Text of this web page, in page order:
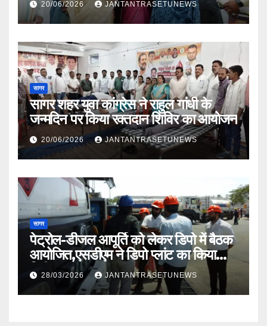
20/06/2026 JANTANTRASETUNEWS
सागर
सागर शहर युवा कांग्रेस ने राहुल गांधी के
जन्मदिन पर किया रक्तदान शिविर का आयोजन
20/06/2026 JANTANTRASETUNEWS
सागर
पेट्रोल-डीजल आपूर्ति को लेकर डिपो में बैठक
आयोजित,एसडीएम ने डिपो प्लांट का किया
निरीक्षण
28/03/2026 JANTANTRASETUNEWS